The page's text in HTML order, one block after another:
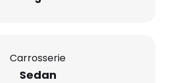
Carrosserie
Sedan